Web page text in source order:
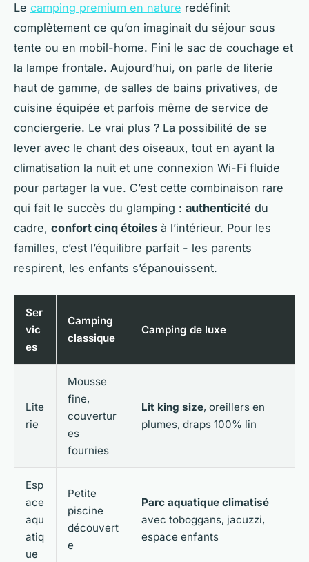
Le camping premium en nature redéfinit
complètement ce qu’on imaginait du séjour sous
tente ou en mobil-home. Fini le sac de couchage et
la lampe frontale. Aujourd’hui, on parle de literie
haut de gamme, de salles de bains privatives, de
cuisine équipée et parfois même de service de
conciergerie. Le vrai plus ? La possibilité de se
lever avec le chant des oiseaux, tout en ayant la
climatisation la nuit et une connexion Wi-Fi fluide
pour partager la vue. C’est cette combinaison rare
qui fait le succès du glamping : authenticité du
cadre, confort cinq étoiles à l’intérieur. Pour les
familles, c’est l’équilibre parfait - les parents
respirent, les enfants s’épanouissent.
Ser
vic
es
Camping
classique
Camping de luxe
Lite
rie
Mousse
fine,
couvertur
es
fournies
Lit king size, oreillers en
plumes, draps 100% lin
Esp
ace
aqu
atiq
ue
Petite
piscine
découvert
e
Parc aquatique climatisé
avec toboggans, jacuzzi,
espace enfants